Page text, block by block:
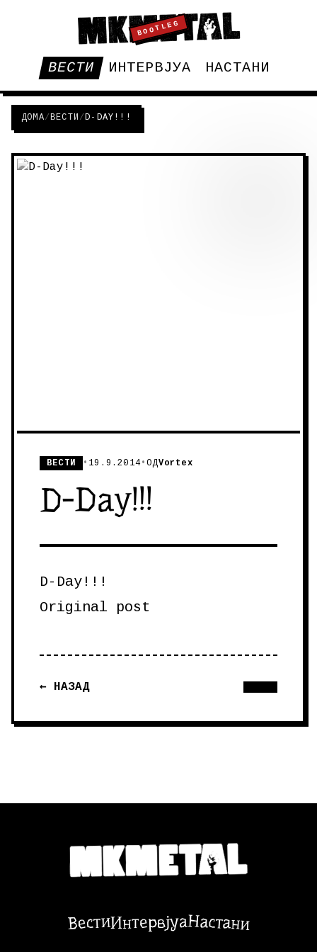
BOOTLEG
ВЕСТИ ИНТЕРВЈУА НАСТАНИ
ДОМА/ВЕСТИ /D-DAY!!!
ВЕСТИ • 19.9.2014 •ОДVortex
D-Day!!!
D-Day!!!
Original post
← НАЗАД
ВестиИнтервјуаНастани